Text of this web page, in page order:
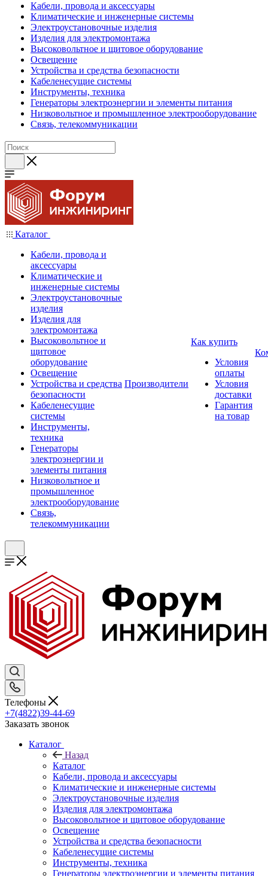
Кабели, провода и аксессуары
Климатические и инженерные системы
Электроустановочные изделия
Изделия для электромонтажа
Высоковольтное и щитовое оборудование
Освещение
Устройства и средства безопасности
Кабеленесущие системы
Инструменты, техника
Генераторы электроэнергии и элементы питания
Низковольтное и промышленное электрооборудование
Связь, телекоммуникации
Каталог
Кабели, провода и
аксессуары
Климатические и
инженерные системы
Электроустановочные
изделия
Изделия для
электромонтажа
Высоковольтное и
щитовое
оборудование
Освещение
Устройства и средства
безопасности
Кабеленесущие
системы
Инструменты,
техника
Генераторы
электроэнергии и
элементы питания
Низковольтное и
промышленное
электрооборудование
Связь,
телекоммуникации
Производители
Как купить
Условия
оплаты
Условия
доставки
Гарантия
на товар
Телефоны
+7(4822)39-44-69
Заказать звонок
Каталог
Назад
Каталог
Кабели, провода и аксессуары
Климатические и инженерные системы
Электроустановочные изделия
Изделия для электромонтажа
Высоковольтное и щитовое оборудование
Освещение
Устройства и средства безопасности
Кабеленесущие системы
Инструменты, техника
Генераторы электроэнергии и элементы питания